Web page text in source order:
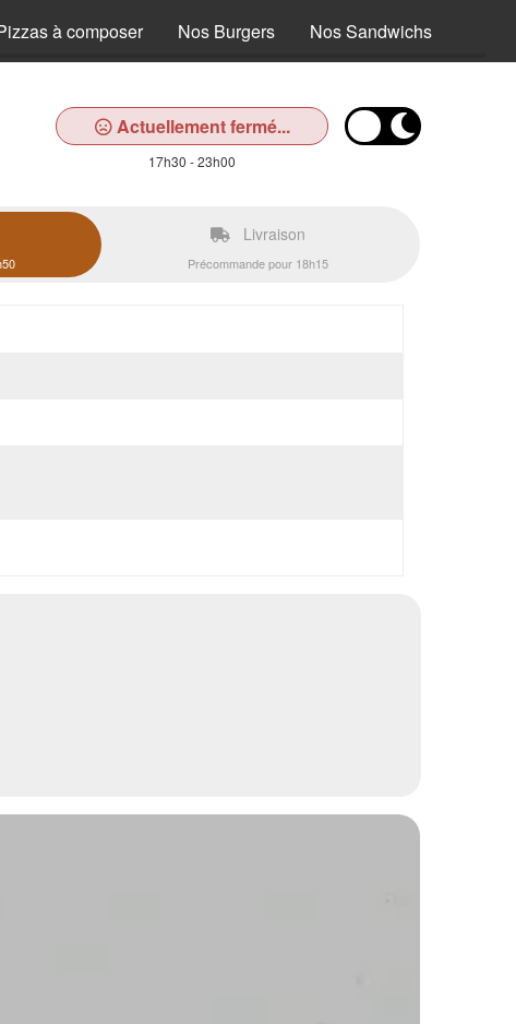
à composer Nos Burgers Nos Sandwichs
Actuellement fermé...
17h30 - 23h00
Livraison
Précommande pour 18h15